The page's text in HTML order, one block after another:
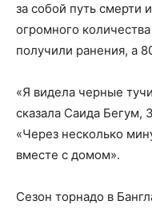
за собой путь смерти
огромного
получили ранения, а
«Я видела черные
сказала Саида Бегум,
«Через несколько
вместе с домом».
Сезон торнадо в